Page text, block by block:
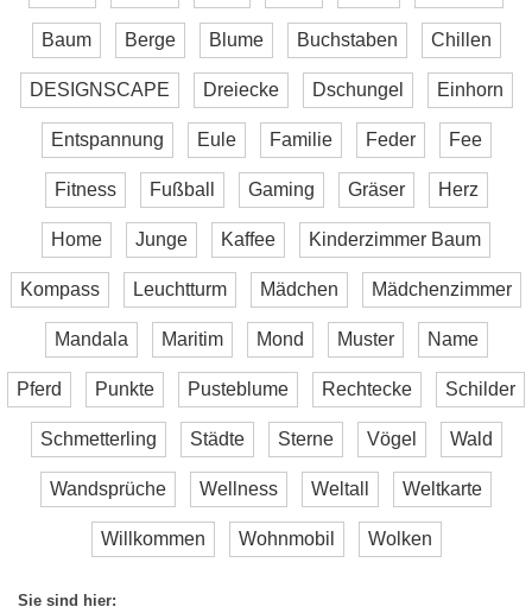
Baum Berge Blume Buchstaben Chillen
DESIGNSCAPE Dreiecke Dschungel Einhorn
Entspannung Eule Familie Feder Fee
Fitness Fußball Gaming Gräser Herz
Home Junge Kaffee Kinderzimmer Baum
Kompass Leuchtturm Mädchen Mädchenzimmer
Mandala Maritim Mond Muster Name
Pferd Punkte Pusteblume Rechtecke Schilder
Schmetterling Städte Sterne Vögel Wald
Wandsprüche Wellness Weltall Weltkarte
Willkommen Wohnmobil Wolken